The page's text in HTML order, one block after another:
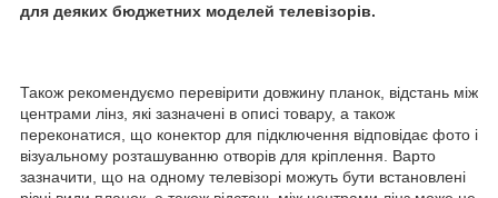
для деяких бюджетних моделей телевізорів.
Також рекомендуємо перевірити довжину планок, відстань між
центрами лінз, які зазначені в описі товару, а також
переконатися, що конектор для підключення відповідає фото і
візуальному розташуванню отворів для кріплення. Варто
зазначити, що на одному телевізорі можуть бути встановлені